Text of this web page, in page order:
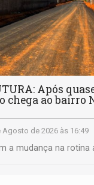
Após
chega ao bairro
Agosto de 2026 às 16:49
a mudança na rotina